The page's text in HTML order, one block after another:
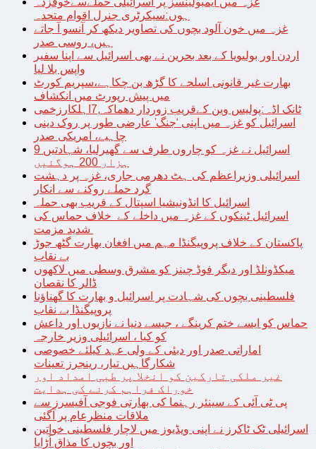
ہوں:سیکرٹری جنرل اقوام متحدہ
غزہ میں خون آلود بچوں کی تصاویر دیکھ کر آنسو آ جاتے
ہیں، روسی صدر
اردن اور بولیویا کے بعد بحرین نے بھی اسرائیل سے اپنا سفیر
واپس بلا لیا
بھارت غیر قانونی اسلحے کا گڑھ بن چکاہے،سپریم کورٹ
میں پیش رپورٹ میں انکشاف
ٹانک اڈہ:پولیس وین کےقریب زوردار دھماکہ,7اہلکارزخمی
اسرائیل کو غزہ میں اپنی ‘جنگ’ عارضی طور پر روک دینی
چاہیے، امریکی صدر
اسرائیل نے غزہ کو چاروں طرف سے گھیرلیا، شہادتیں 9
ہزار 200 ہوگئیں
اسرائیلی وزیراعظم کی ہٹ دھرمی جاری، غزہ پر دہشت
گرد حملے روکنے سے انکار
اسرائیل کا انڈونیشیا اسپتال کے قریب بھی حملہ
اسرائیل ٹینکوں کے غزہ میں داخلے کے خلاف حماس کی
پاکستان کے خلاف پروپیگنڈا مہم میں افغان بھارت گٹھ جوڑ
بے نقاب
میکڈونلڈ اور دیگر فوڈ چینز کو مشرق وسطی میں لاکھوں
ڈالر کا نقصان
فلسطینی بچوں کی شہادت پر اسرائیل و بھارت کا گھناؤنا
پروپیگنڈا بے نقاب
حماس کو ایسے ختم کرینگے ، جیسے دنیا نے نازیوں اور داعش
کو کیا ، اسرائیلی وزیر خارجہ
اماراتی صدر اور دبئی کے ولی عہد کیلئے خصوصی
شکارگاہیں تیار، رینجرز تعینات
غیر ملکی تارکین کو انخلا پر طبی امداد اور
خوراک فراہم کرنے کی ہدایت
پی ٹی آئی کے سینئر رہنما کی بھارتی فوجی آفیسرز سے
ملاقات منظرعام پر آگئی
اسرائیلی ٹک ٹاکرز نے اپنی ویڈیوز میں لاچار فلسطینی خواتین
اور بچوں کا مذاق اُڑایا